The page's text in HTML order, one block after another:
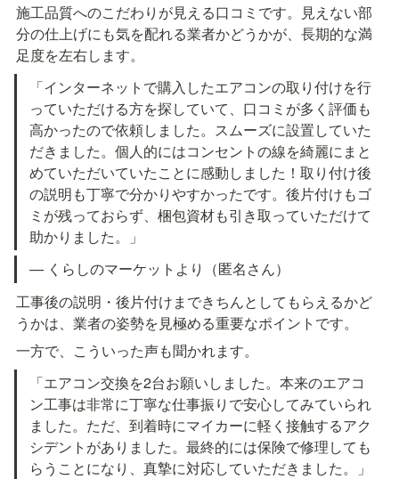
施工品質へのこだわりが見える口コミです。見えない部
分の仕上げにも気を配れる業者かどうかが、長期的な満
足度を左右します。
「インターネットで購入したエアコンの取り付けを行
っていただける方を探していて、口コミが多く評価も
高かったので依頼しました。スムーズに設置していた
だきました。個人的にはコンセントの線を綺麗にまと
めていただいていたことに感動しました！取り付け後
の説明も丁寧で分かりやすかったです。後片付けもゴ
ミが残っておらず、梱包資材も引き取っていただけて
助かりました。」
— くらしのマーケットより（匿名さん）
工事後の説明・後片付けまできちんとしてもらえるかど
うかは、業者の姿勢を見極める重要なポイントです。
一方で、こういった声も聞かれます。
「エアコン交換を2台お願いしました。本来のエアコ
ン工事は非常に丁寧な仕事振りで安心してみていられ
ました。ただ、到着時にマイカーに軽く接触するアク
シデントがありました。最終的には保険で修理しても
らうことになり、真摯に対応していただきました。」